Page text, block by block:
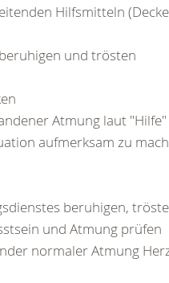
Hilfsmitteln
und trösten
Atmung laut
aufmerksam zu
beruhigen,
und Atmung prüfen
normaler Atmung